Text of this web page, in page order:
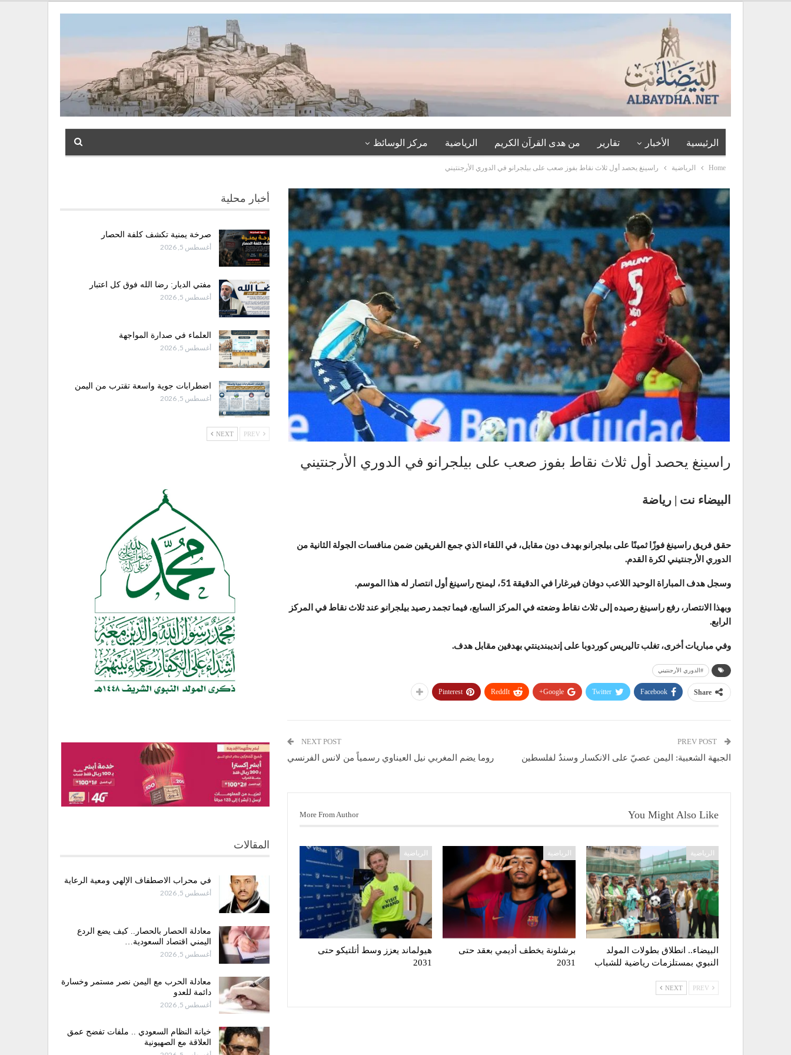
الرئيسية الأخبار تقارير من هدى القرآن الكريم الرياضية مركز الوسائظ
Home الرياضية راسينغ يحصد أول ثلاث نقاط بفوز صعب على بيلجرانو في الدوري الأرجنتيني
راسينغ يحصد أول ثلاث نقاط بفوز صعب على بيلجرانو في الدوري الأرجنتيني
البيضاء نت | رياضة
حقق فريق راسينغ فوزًا ثمينًا على بيلجرانو بهدف دون مقابل، في اللقاء الذي جمع الفريقين ضمن منافسات الجولة الثانية من
الدوري الأرجنتيني لكرة القدم.
وسجل هدف المباراة الوحيد اللاعب دوفان فيرغارا في الدقيقة 51، ليمنح راسينغ أول انتصار له هذا الموسم.
وبهذا الانتصار، رفع راسينغ رصيده إلى ثلاث نقاط وضعته في المركز السابع، فيما تجمد رصيد بيلجرانو عند ثلاث نقاط في المركز
الرابع.
وفي مباريات أخرى، تغلب تاليريس كوردوبا على إنديبندينتي بهدفين مقابل هدف.
#الدوري الأرجنتيني
Share
Facebook
Twitter
Google+
ReddIt
Pinterest
الجبهة الشعبية: اليمن عصيّ على الانكسار وسندٌ لفلسطين
NEXT POST
روما يضم المغربي نيل العيناوي رسمياً من لانس الفرنسي
You Might Also Like
More From Author
الرياضية
البيضاء.. انطلاق بطولات المولد
النبوي بمستلزمات رياضية للشباب
الرياضية
برشلونة يخطف أديمي بعقد حتى
2031
الرياضية
هيولماند يعزز وسط أتلتيكو حتى
2031
NEXT
أخبار محلية
صرخة يمنية تكشف كلفة الحصار
أغسطس 5, 2026
مفتي الديار: رضا الله فوق كل اعتبار
أغسطس 5, 2026
العلماء في صدارة المواجهة
أغسطس 5, 2026
اضطرابات جوية واسعة تقترب من اليمن
أغسطس 5, 2026
NEXT
المقالات
في محراب الاصطفاف الإلهي ومعية الرعاية
أغسطس 5, 2026
معادلة الحصار بالحصار.. كيف يضع الردع
اليمني اقتصاد السعودية…
أغسطس 5, 2026
معادلة الحرب مع اليمن نصر مستمر وخسارة
دائمة للعدو
أغسطس 5, 2026
خيانة النظام السعودي .. ملفات تفضح عمق
العلاقة مع الصهيونية